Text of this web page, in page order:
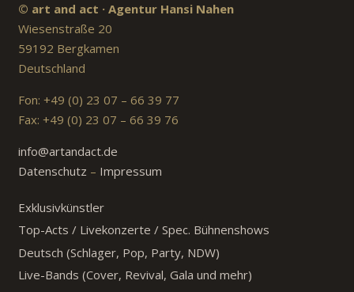
© art and act · Agentur Hansi Nahen
Wiesenstraße 20
59192 Bergkamen
Deutschland
Fon: +49 (0) 23 07 – 66 39 77
Fax: +49 (0) 23 07 – 66 39 76
info@artandact.de
Datenschutz – Impressum
Exklusivkünstler
Top-Acts / Livekonzerte / Spec. Bühnenshows
Deutsch (Schlager, Pop, Party, NDW)
Live-Bands (Cover, Revival, Gala und mehr)